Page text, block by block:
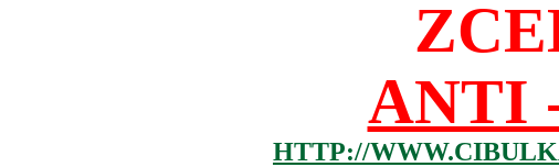
ANTI
HTTP://